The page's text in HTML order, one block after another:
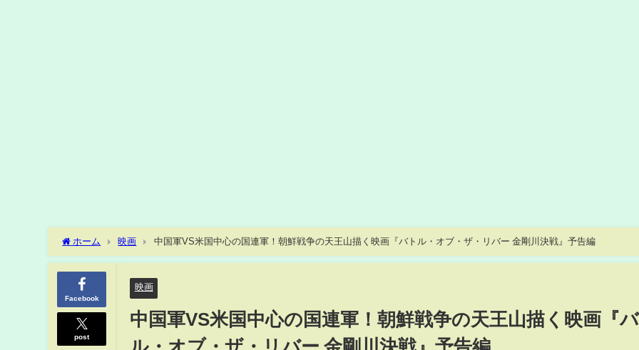
ホーム 映画 中国軍VS米国中心の国連軍！朝鮮戦争の天王山描く映画『バトル・オブ・ザ・リバー 金剛川決戦』予告編
Facebook
post
映画
中国軍VS米国中心の国連軍！朝鮮戦争の天王山描く映画『
ル・オブ・ザ・リバー 金剛川決戦』予告編